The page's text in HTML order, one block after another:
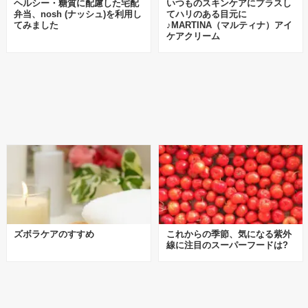
ヘルシー・糖質に配慮した宅配
弁当、nosh (ナッシュ)を利用し
てみました
いつものスキンケアにプラスし
てハリのある目元に
♪MARTINA（マルティナ）アイ
ケアクリーム
ズボラケアのすすめ
これからの季節、気になる紫外
線に注目のスーパーフードは?